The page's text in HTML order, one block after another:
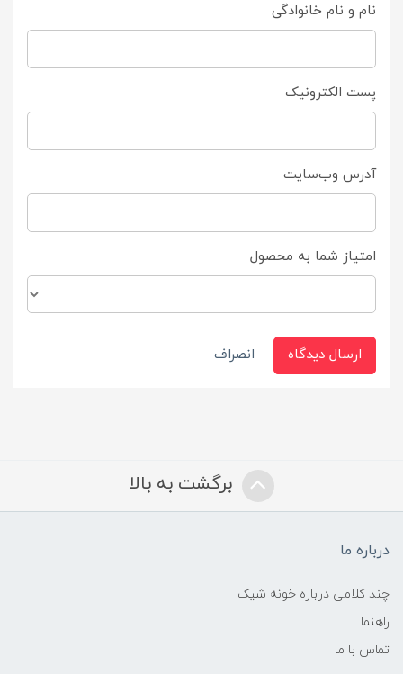
نام و نام خانوادگی
پست الکترونیک
آدرس وب‌سایت
امتیاز شما به محصول
ارسال دیدگاه انصراف
برگشت به بالا
درباره ما
چند کلامی درباره خونه شیک
راهنما
تماس با ما